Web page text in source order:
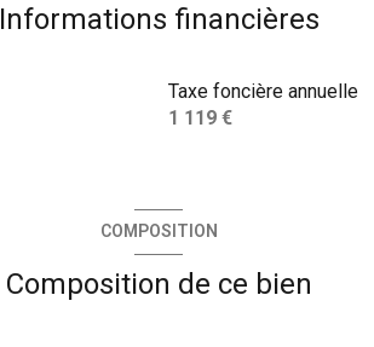
Informations financières
Taxe foncière annuelle
1 119 €
COMPOSITION
Composition de ce bien